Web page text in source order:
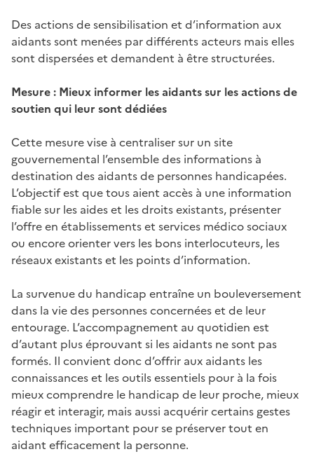
Des actions de sensibilisation et d’information aux
aidants sont menées par différents acteurs mais elles
sont dispersées et demandent à être structurées.
Mesure : Mieux informer les aidants sur les actions de
soutien qui leur sont dédiées
Cette mesure vise à centraliser sur un site
gouvernemental l’ensemble des informations à
destination des aidants de personnes handicapées.
L’objectif est que tous aient accès à une information
fiable sur les aides et les droits existants, présenter
l’offre en établissements et services médico sociaux
ou encore orienter vers les bons interlocuteurs, les
réseaux existants et les points d’information.
La survenue du handicap entraîne un bouleversement
dans la vie des personnes concernées et de leur
entourage. L’accompagnement au quotidien est
d’autant plus éprouvant si les aidants ne sont pas
formés. Il convient donc d’offrir aux aidants les
connaissances et les outils essentiels pour à la fois
mieux comprendre le handicap de leur proche, mieux
réagir et interagir, mais aussi acquérir certains gestes
techniques important pour se préserver tout en
aidant efficacement la personne.